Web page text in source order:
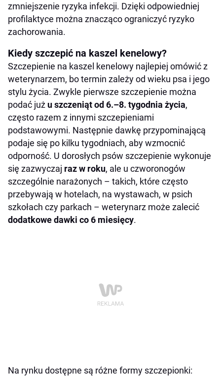
zmniejszenie ryzyka infekcji. Dzięki odpowiedniej
profilaktyce można znacząco ograniczyć ryzyko
zachorowania.
Kiedy szczepić na kaszel kenelowy?
Szczepienie na kaszel kenelowy najlepiej omówić z
weterynarzem, bo termin zależy od wieku psa i jego
stylu życia. Zwykle pierwsze szczepienie można
podać już u szczeniąt od 6.–8. tygodnia życia,
często razem z innymi szczepieniami
podstawowymi. Następnie dawkę przypominającą
podaje się po kilku tygodniach, aby wzmocnić
odporność. U dorosłych psów szczepienie wykonuje
się zazwyczaj raz w roku, ale u czworonogów
szczególnie narażonych – takich, które często
przebywają w hotelach, na wystawach, w psich
szkołach czy parkach – weterynarz może zalecić
dodatkowe dawki co 6 miesięcy.
Na rynku dostępne są różne formy szczepionki: